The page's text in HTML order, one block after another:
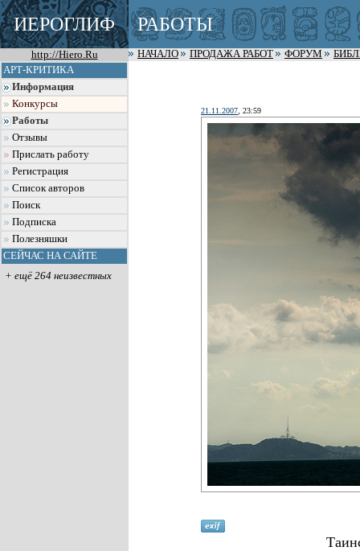
ИЕРОГЛИФ РАБОТЫ
http://Hiero.Ru НАЧАЛО ПРОДАЖА РАБОТ ФОРУМ
АРТ-КРИТИКА
Информация
Конкурсы
Работы
Отзывы
Прислать работу
Регистрация
Список авторов
Поиск
Подписка
Полезняшки
СЕЙЧАС НА САЙТЕ
+ ещё 264 неизвестных
21.11.2007 , 23:59